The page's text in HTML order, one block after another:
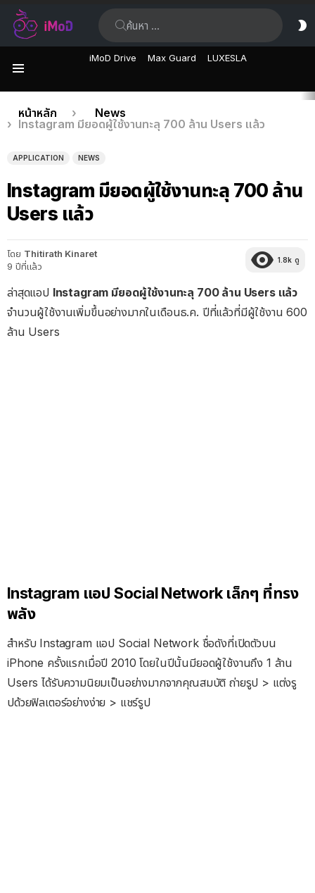
iMoD Drive Max Guard LUXESLA
เรื่อง
ล่าสุด
คุณอยู่ที่นี่:
หน้าหลัก
News
Instagram มียอดผู้ใช้งานทะลุ 700 ล้าน Users แล้ว
APPLICATION NEWS
Instagram มียอดผู้ใช้งานทะลุ 700 ล้าน
Users แล้ว
โดย Thitirath Kinaret
9 ปีที่แล้ว
1.8k ดู
ล่าสุดแอป Instagram มียอดผู้ใช้งานทะลุ 700 ล้าน Users แล้ว
จำนวนผู้ใช้งานเพิ่มขึ้นอย่างมากในเดือนธ.ค. ปีที่แล้วที่มีผู้ใช้งาน 600
ล้าน Users
Instagram แอป Social Network เล็กๆ ที่ทรง
พลัง
สำหรับ Instagram แอป Social Network ชื่อดังที่เปิดตัวบน
iPhone ครั้งแรกเมื่อปี 2010 โดยในปีนั้นมียอดผู้ใช้งานถึง 1 ล้าน
Users ได้รับความนิยมเป็นอย่างมากจากคุณสมบัติ ถ่ายรูป > แต่งรู
ปด้วยฟิลเตอร์อย่างง่าย > แชร์รูป